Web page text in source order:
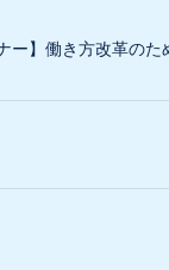
ー】働き方改革の